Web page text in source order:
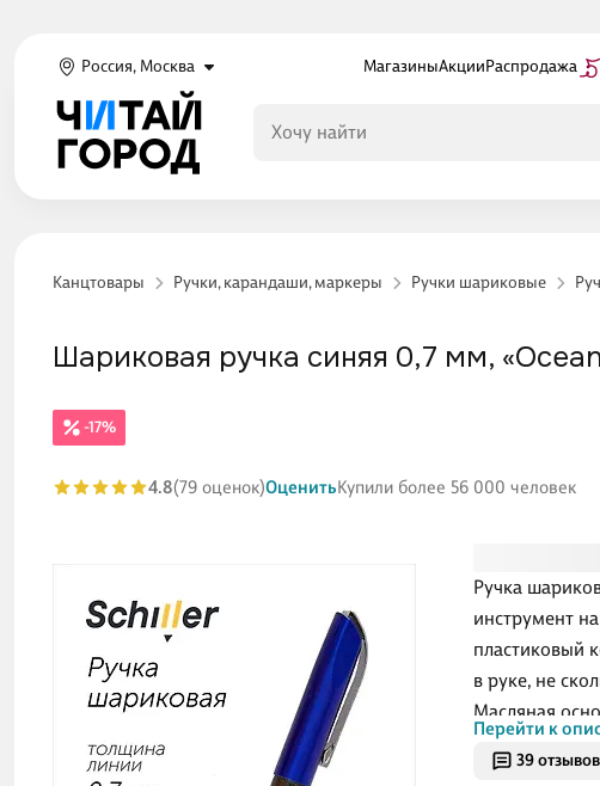
Россия, Москва МагазиныАкцииРаспродажа
Канцтовары Ручки, карандаши, маркеры Ручки шариковые
39 отзывов
Ручка
инструмент
пластиковый
в руке, не
Масляная
без
Перейти к
-17%
Шариковая ручка синяя 0,7 мм,
4.8(79 оценок)ОценитьКупили более 56 000 человек